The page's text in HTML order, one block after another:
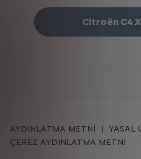
Citroën C4
AYDINLATMA METNİ
YASAL
ÇEREZ AYDINLATMA METNİ